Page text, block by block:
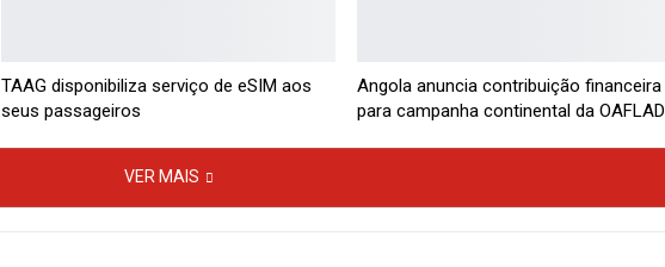
TAAG disponibiliza serviço de eSIM aos
seus passageiros
Angola anuncia contribuição financeira
para campanha continental da OAFLAD
VER MAIS